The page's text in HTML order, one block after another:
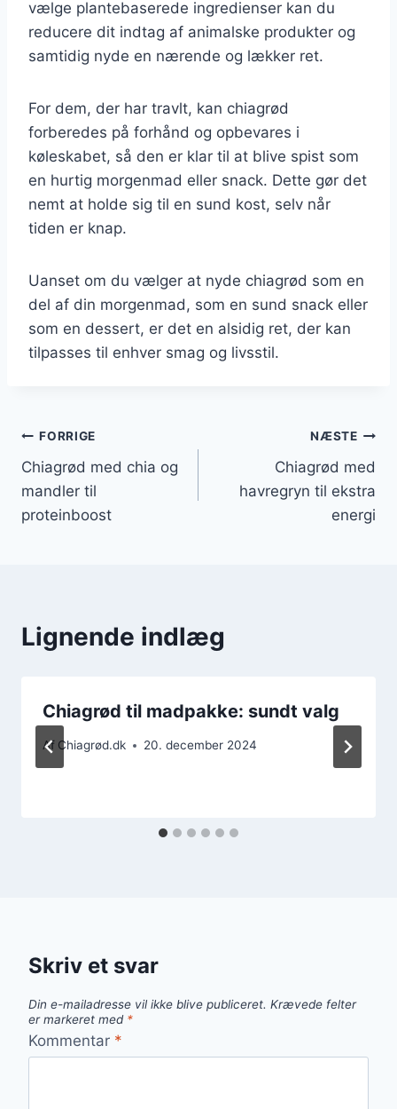
vælge plantebaserede ingredienser kan du
reducere dit indtag af animalske produkter og
samtidig nyde en nærende og lækker ret.
For dem, der har travlt, kan chiagrød
forberedes på forhånd og opbevares i
køleskabet, så den er klar til at blive spist som
en hurtig morgenmad eller snack. Dette gør det
nemt at holde sig til en sund kost, selv når
tiden er knap.
Uanset om du vælger at nyde chiagrød som en
del af din morgenmad, som en sund snack eller
som en dessert, er det en alsidig ret, der kan
tilpasses til enhver smag og livsstil.
Indlægsnavigation
FORRIGE
Chiagrød med chia og
mandler til
proteinboost
NÆSTE
Chiagrød med
havregryn til ekstra
energi
Lignende indlæg
Chiagrød til madpakke: sundt valg
Af Chiagrød.dk 20. december 2024
Skriv et svar
Din e-mailadresse vil ikke blive publiceret. Krævede felter
er markeret med *
Kommentar *